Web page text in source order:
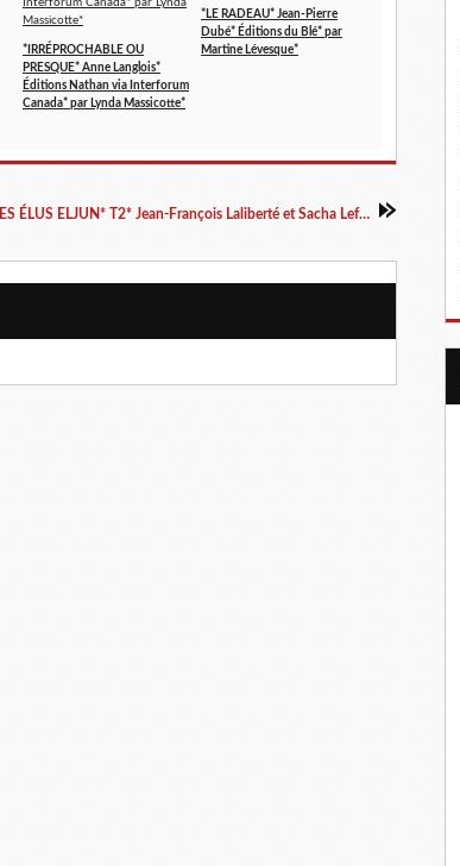
*IRRÉPROCHABLE OU
PRESQUE* Anne Langlois*
Éditions Nathan via Interforum
Canada* par Lynda Massicotte*
*LE RADEAU* Jean-Pierre
Dubé* Éditions du Blé* par
Martine Lévesque*
*LES ÉLUS ELJUN* T2* Jean-François Laliberté et Sacha Lefebvre* Éditions Michel Quintin* par Lynda Massicotte*